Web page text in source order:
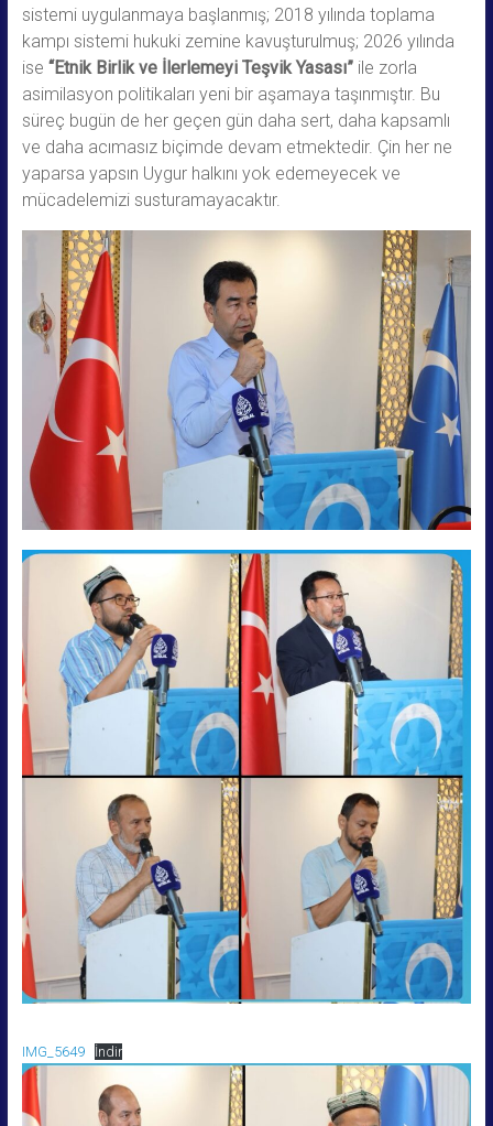
sistemi uygulanmaya başlanmış; 2018 yılında toplama
kampı sistemi hukuki zemine kavuşturulmuş; 2026 yılında
ise “Etnik Birlik ve İlerlemeyi Teşvik Yasası”ile zorla
asimilasyon politikaları yeni bir aşamaya taşınmıştır. Bu
süreç bugün de her geçen gün daha sert, daha kapsamlı
ve daha acımasız biçimde devam etmektedir. Çin her ne
yaparsa yapsın Uygur halkını yok edemeyecek ve
mücadelemizi susturamayacaktır.
IMG_5649 İndir